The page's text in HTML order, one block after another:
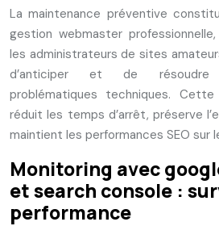
La maintenance préventive
gestion webmaster
les administrateurs de sites
d’anticiper et de résoudre
problématiques techniques.
réduit les temps d’arrêt, préserve
maintient les performances SEO sur
Monitoring avec
et search console :
performance